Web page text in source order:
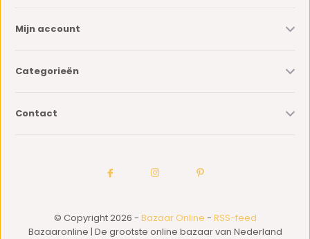
Mijn account
Categorieën
Contact
© Copyright 2026 - Bazaar Online - RSS-feed
Bazaaronline | De grootste online bazaar van Nederland